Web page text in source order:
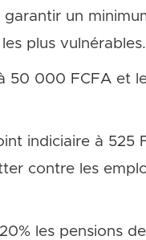
un
plus vulnérables.
50 000 FCFA et
indiciaire à 525
contre les
les pensions